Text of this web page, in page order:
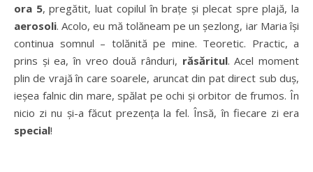
ora 5, pregătit, luat copilul în braţe şi plecat spre plajă, la
aerosoli. Acolo, eu mă tolăneam pe un şezlong, iar Maria îşi
continua somnul – tolănită pe mine. Teoretic. Practic, a
prins şi ea, în vreo două rânduri, răsăritul. Acel moment
plin de vrajă în care soarele, aruncat din pat direct sub duş,
ieşea falnic din mare, spălat pe ochi şi orbitor de frumos. În
nicio zi nu şi-a făcut prezenţa la fel. Însă, în fiecare zi era
special!